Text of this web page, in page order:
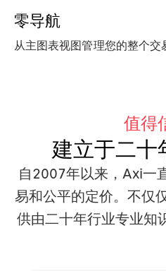
零导航
从主图表视图管理您的整个交
值得
建立于二十
自2007年以来，Axi一
易和公平的定价。不仅
供由二十年行业专业知